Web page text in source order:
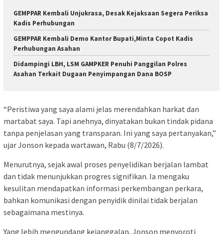
GEMPPAR Kembali Unjukrasa, Desak Kejaksaan Segera Periksa
Kadis Perhubungan
GEMPPAR Kembali Demo Kantor Bupati,Minta Copot Kadis
Perhubungan Asahan
Didampingi LBH, LSM GAMPKER Penuhi Panggilan Polres
Asahan Terkait Dugaan Penyimpangan Dana BOSP
‎“Peristiwa yang saya alami jelas merendahkan harkat dan
martabat saya. Tapi anehnya, dinyatakan bukan tindak pidana
tanpa penjelasan yang transparan. Ini yang saya pertanyakan,”
ujar Jonson kepada wartawan, Rabu (8/7/2026).
‎Menurutnya, sejak awal proses penyelidikan berjalan lambat
dan tidak menunjukkan progres signifikan. Ia mengaku
kesulitan mendapatkan informasi perkembangan perkara,
bahkan komunikasi dengan penyidik dinilai tidak berjalan
sebagaimana mestinya.
‎Yang lebih mengundang kejanggalan, Jonson menyoroti